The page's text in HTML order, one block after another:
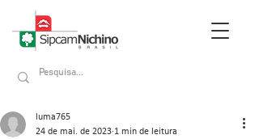
luma765
24 de mai. de 2023 1 min de leitura